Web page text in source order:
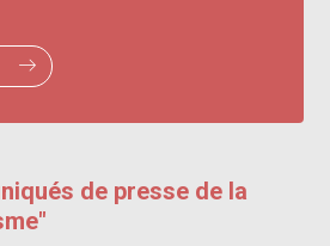
de presse de la